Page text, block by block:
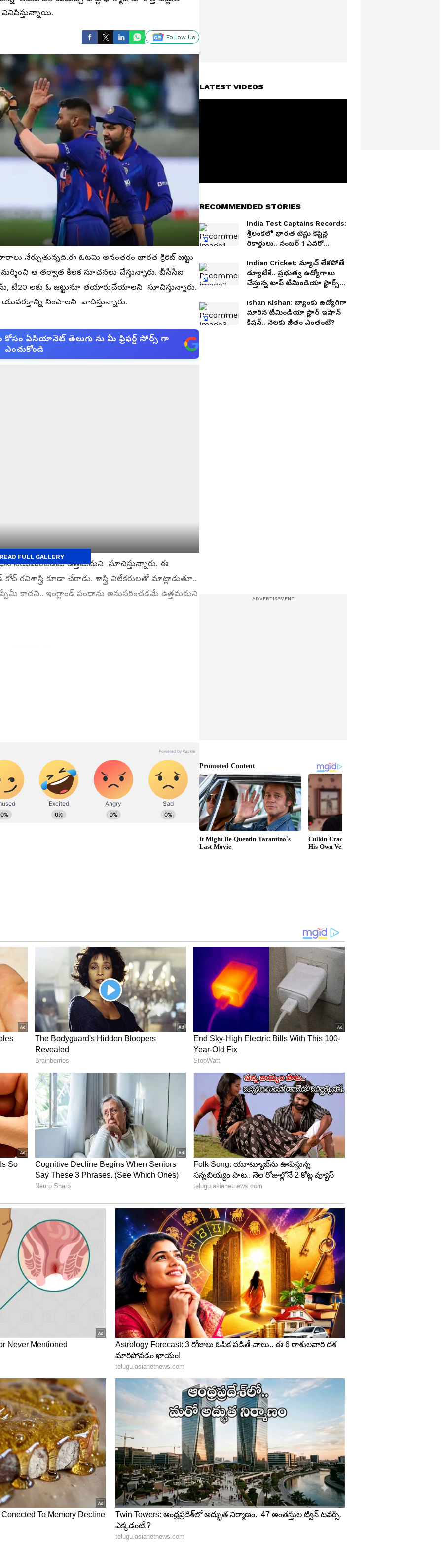
Follow Us
నేర్పుతున్నది.ఈ ఓటమి అనంతరం భారత క్రికెట్ జట్టు
ఆ తర్వాత కీలక సూచనలు చేస్తున్నారు. బీసీసీఐ
టీ20 లకు ఓ జట్టునూ తయారుచేయాలని సూచిస్తున్నారు.
నింపాలని వాదిస్తున్నారు.
ఏసియానెట్ తెలుగు ను మీ ఫ్రిఫర్డ్ సోర్స్ గా
ఎంచుకోండి
నియమించడమే ఉత్తమమని సూచిస్తున్నారు. ఈ
కూడా చేరాడు. శాస్త్రి విలేకరులతో మాట్లాడుతూ..
కాదని.. ఇంగ్లాండ్ పంథాను అనుసరించడమే ఉత్తమమని
భారాలు మోయడం చాలా కష్టం. రోహిత్ టెస్టులు, వన్డేలను
పేరు హార్ధిక్ పాండ్యా అయితే మరీ మంచిది..’అని తెలిపాడు.
బెన్ స్టోక్స్ సారథిగా ఉండగా పరిమిత ఓవర్లలో జోస్ బట్లర్ కెప్టెన్
FULL GALLERY
LATEST VIDEOS
RECOMMENDED STORIES
India Test Captains Records:
శ్రీలంకలో భారత టెస్టు కెప్టెన్ల
రికార్డులు.. నంబర్ 1 ఎవరో
Indian Cricket: మ్యాచ్ లేకపోతే
డ్యూటీకే.. ప్రభుత్వ ఉద్యోగాలు
చేస్తున్న టాప్ టీమిండియా స్టార్స్
Ishan Kishan: బ్యాంకు ఉద్యోగిగా
మారిన టీమిండియా స్టార్ ఇషాన్
కిషన్.. నెలకు జీతం ఎంతంటే?